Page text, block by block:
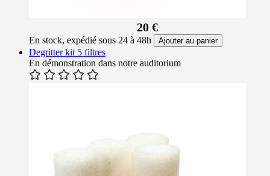
20 €
En stock, expédié sous 24 à 48h Ajouter au panier
Degritter kit 5 filtres
En démonstration dans notre auditorium